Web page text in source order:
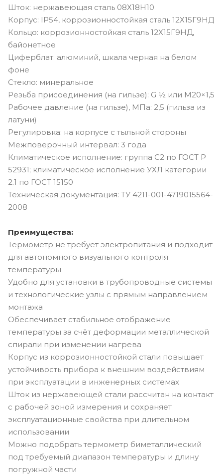
Шток: нержавеющая сталь 08Х18Н10
Корпус: IP54, коррозионностойкая сталь 12Х15Г9НД
Кольцо: коррозионностойкая сталь 12Х15Г9НД,
байонетное
Циферблат: алюминий, шкала черная на белом
фоне
Стекло: минеральное
Резьба присоединения (на гильзе): G ½ или M20×1,5
Рабочее давление (на гильзе), МПа: 2,5 (гильза из
латуни)
Регулировка: на корпусе с тыльной стороны
Межповерочный интервал: 3 года
Климатическое исполнение: группа C2 по ГОСТ Р
52931; климатическое исполнение УХЛ категории
2.1 по ГОСТ 15150
Техническая документация: ТУ 4211-001-4719015564-
2008
Преимущества:
Термометр не требует электропитания и подходит
для автономного визуального контроля
температуры
Удобно для установки в трубопроводные системы
и технологические узлы с прямым направлением
монтажа
Обеспечивает стабильное отображение
температуры за счёт деформации металлической
спирали при изменении нагрева
Корпус из коррозионностойкой стали повышает
устойчивость прибора к внешним воздействиям
при эксплуатации в инженерных системах
Шток из нержавеющей стали рассчитан на контакт
с рабочей зоной измерения и сохраняет
эксплуатационные свойства при длительном
использовании
Можно подобрать термометр биметаллический
под требуемый диапазон температуры и длину
погружной части